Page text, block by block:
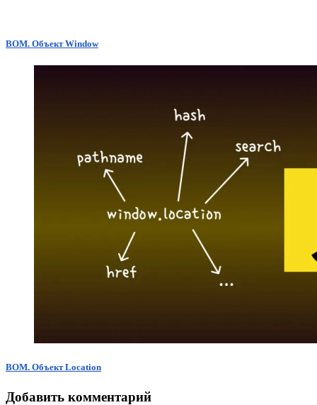
BOM. Объект Window
BOM. Объект Location
Добавить комментарий